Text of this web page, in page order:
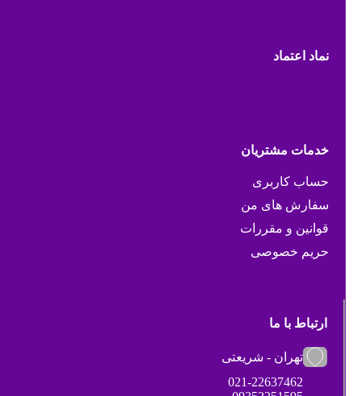
نماد اعتماد
خدمات مشتریان
حساب کاربری
سفارش های من
قوانین و مقررات
حریم خصوصی
ارتباط با ما
تهران - شریعتی
021-22637462